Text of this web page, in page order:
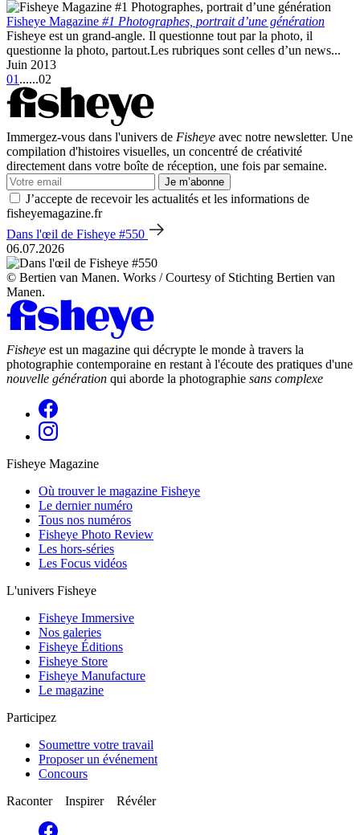
Fisheye Magazine #1 Photographes, portrait d’une génération
Fisheye est un grand-angle. Il questionne tout par la photo, il
questionne la photo, partout.Les rubriques sont celles d’un news...
Juin 2013
01 ......02
Immergez-vous dans l'univers de Fisheye avec notre newsletter. Une
compilation d'histoires visuelles, un concentré de créativité
directement dans votre boîte de réception, une fois par semaine.
Je m’abonne
J’accepte de recevoir les actualités et les informations de
fisheyemagazine.fr
Dans l'œil de Fisheye #550
06.07.2026
© Bertien van Manen. Works / Courtesy of Stichting Bertien van
Manen.
Fisheye est un magazine qui décrypte le monde à travers la
photographie contemporaine en restant à l'écoute des pratiques d'une
nouvelle génération qui aborde la photographie sans complexe
Fisheye Magazine
Où trouver le magazine Fisheye
Le dernier numéro
Tous nos numéros
Fisheye Photo Review
Les hors-séries
Les Focus vidéos
L'univers Fisheye
Fisheye Immersive
Nos galeries
Fisheye Éditions
Fisheye Store
Fisheye Manufacture
Le magazine
Participez
Soumettre votre travail
Proposer un événement
Concours
Raconter Inspirer Révéler